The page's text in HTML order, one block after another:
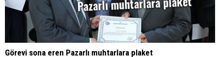
Görevi sona eren Pazarlı muhtarlara plaket